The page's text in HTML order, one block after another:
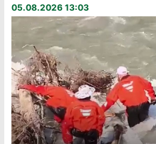
05.08.2026 13:03